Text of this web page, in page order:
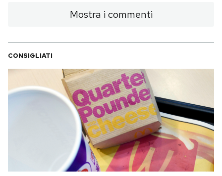
Mostra i commenti
CONSIGLIATI